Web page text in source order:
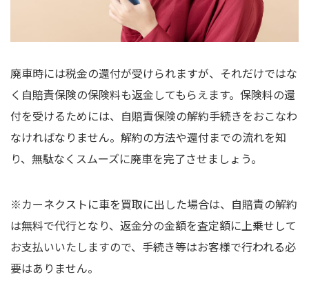
廃車時には税金の還付が受けられますが、それだけではな
く自賠責保険の保険料も返金してもらえます。保険料の還
付を受けるためには、自賠責保険の解約手続きをおこなわ
なければなりません。解約の方法や還付までの流れを知
り、無駄なくスムーズに廃車を完了させましょう。
※カーネクストに車を買取に出した場合は、自賠責の解約
は無料で代行となり、返金分の金額を査定額に上乗せして
お支払いいたしますので、手続き等はお客様で行われる必
要はありません。